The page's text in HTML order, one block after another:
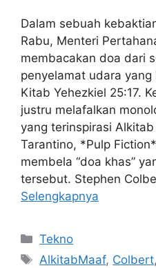
Dalam sebuah
Rabu, Menteri
membacakan doa dari
penyelamat udara
Kitab Yehezkiel 25:17.
justru melafalkan
yang terinspirasi
Tarantino, *Pulp
membela “doa khas”
tersebut. Stephen
Selengkapnya
Kategori
Tekno
Tag
AlkitabMaaf, Colbert,